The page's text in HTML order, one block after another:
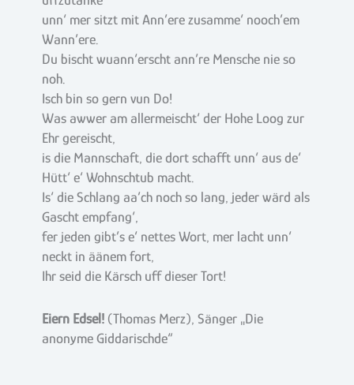
unn‘ mer sitzt mit Ann’ere zusamme‘ nooch’em
Wann’ere.
Du bischt wuann‘erscht ann’re Mensche nie so
noh.
Isch bin so gern vun Do!
Was awwer am allermeischt‘ der Hohe Loog zur
Ehr gereischt,
is die Mannschaft, die dort schafft unn‘ aus de‘
Hütt‘ e‘ Wohnschtub macht.
Is‘ die Schlang aa’ch noch so lang, jeder wärd als
Gascht empfang‘,
fer jeden gibt’s e‘ nettes Wort, mer lacht unn‘
neckt in äänem fort,
Ihr seid die Kärsch uff dieser Tort!
Eiern Edsel! (Thomas Merz), Sänger „Die
anonyme Giddarischde“